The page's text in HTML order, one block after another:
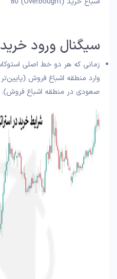
سیگنال ورود خرید
صعودی در منطقه اشباع فروش).